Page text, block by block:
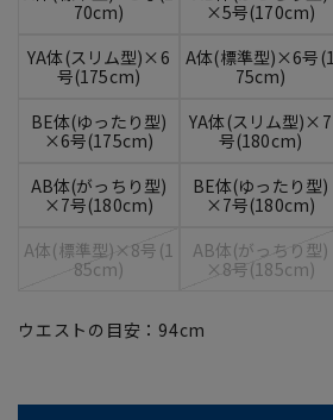
70cm)
×5号(170cm)
YA体(スリム型)×6
号(175cm)
A体(標準型)×6号(1
75cm)
BE体(ゆったり型)
×6号(175cm)
YA体(スリム型)×7
号(180cm)
AB体(がっちり型)
×7号(180cm)
BE体(ゆったり型)
×7号(180cm)
A体(標準型)×8号(1
85cm)
AB体(がっちり型)
×8号(185cm)
ウエストの目安： 94cm